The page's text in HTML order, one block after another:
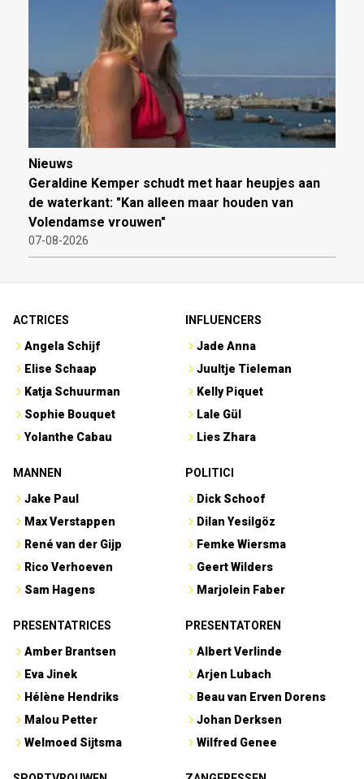
Nieuws
Geraldine Kemper schudt met haar heupjes aan
de waterkant: "Kan alleen maar houden van
Volendamse vrouwen"
07-08-2026
ACTRICES
Angela Schijf
Elise Schaap
Katja Schuurman
Sophie Bouquet
Yolanthe Cabau
INFLUENCERS
Jade Anna
Juultje Tieleman
Kelly Piquet
Lale Gül
Lies Zhara
MANNEN
Jake Paul
Max Verstappen
René van der Gijp
Rico Verhoeven
Sam Hagens
POLITICI
Dick Schoof
Dilan Yesilgöz
Femke Wiersma
Geert Wilders
Marjolein Faber
PRESENTATRICES
Amber Brantsen
Eva Jinek
Hélène Hendriks
Malou Petter
Welmoed Sijtsma
PRESENTATOREN
Albert Verlinde
Arjen Lubach
Beau van Erven Dorens
Johan Derksen
Wilfred Genee